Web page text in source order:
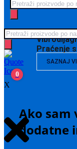
Praćenje
SAZNAJ
Ako sam
dodatne
Products
search
Products
search
0
X